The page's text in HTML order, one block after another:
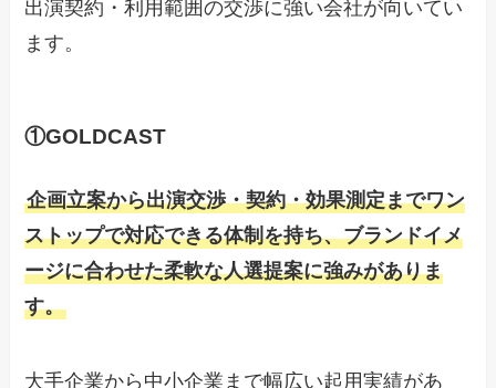
出演契約・利用範囲の交渉に強い会社が向いてい
ます。
①GOLDCAST
企画立案から出演交渉・契約・効果測定までワン
ストップで対応できる体制を持ち、ブランドイメ
ージに合わせた柔軟な人選提案に強みがありま
す。
大手企業から中小企業まで幅広い起用実績があ